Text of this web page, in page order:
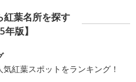
紅葉名所を探す
年版】
紅葉スポットをランキング！